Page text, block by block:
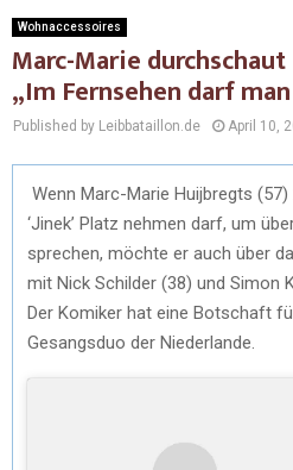
Wohnaccessoires
Marc-Marie
„Im Fernsehen darf
Published by Leibbataillon.de April 10,
Wenn Marc-Marie Huijbregts
‘Jinek’ Platz nehmen darf, um
sprechen, möchte er auch über
mit Nick Schilder (38) und Simon
Der Komiker hat eine Botschaft
Gesangsduo der Niederlande.